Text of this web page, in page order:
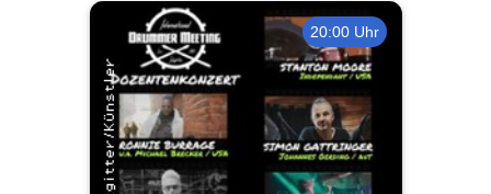
20:00 Uhr